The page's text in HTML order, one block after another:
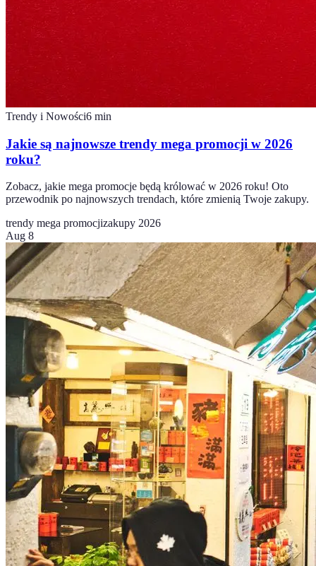
Trendy i Nowości6 min
Jakie są najnowsze trendy mega promocji w 2026
roku?
Zobacz, jakie mega promocje będą królować w 2026 roku! Oto
przewodnik po najnowszych trendach, które zmienią Twoje zakupy.
trendy mega promocjizakupy 2026
Aug 8